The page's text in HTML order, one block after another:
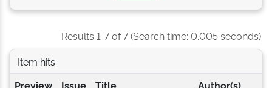
Results 1-7 of 7 (Search time: 0.005 seconds).
Item hits:
Preview
Issue Title Author(s)